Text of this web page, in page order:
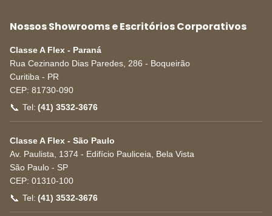
Nossos Showrooms e Escritórios Corporativos
Classe A Flex - Paraná
Rua Cezinando Dias Paredes, 286 - Boqueirão
Curitiba - PR
CEP: 81730-090
📞 Tel: (41) 3532-3676
Classe A Flex - São Paulo
Av. Paulista, 1374 - Edifício Pauliceia, Bela Vista
São Paulo - SP
CEP: 01310-100
📞 Tel: (41) 3532-3676